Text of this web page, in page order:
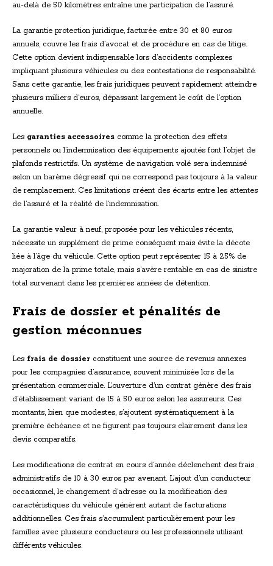
au-delà de 50 kilomètres entraîne une participation de l’assuré.
La garantie protection juridique, facturée entre 30 et 80 euros
annuels, couvre les frais d’avocat et de procédure en cas de litige.
Cette option devient indispensable lors d’accidents complexes
impliquant plusieurs véhicules ou des contestations de responsabilité.
Sans cette garantie, les frais juridiques peuvent rapidement atteindre
plusieurs milliers d’euros, dépassant largement le coût de l’option
annuelle.
Les garanties accessoires comme la protection des effets
personnels ou l’indemnisation des équipements ajoutés font l’objet de
plafonds restrictifs. Un système de navigation volé sera indemnisé
selon un barème dégressif qui ne correspond pas toujours à la valeur
de remplacement. Ces limitations créent des écarts entre les attentes
de l’assuré et la réalité de l’indemnisation.
La garantie valeur à neuf, proposée pour les véhicules récents,
nécessite un supplément de prime conséquent mais évite la décote
liée à l’âge du véhicule. Cette option peut représenter 15 à 25% de
majoration de la prime totale, mais s’avère rentable en cas de sinistre
total survenant dans les premières années de détention.
Frais de dossier et pénalités de
gestion méconnues
Les frais de dossier constituent une source de revenus annexes
pour les compagnies d’assurance, souvent minimisée lors de la
présentation commerciale. L’ouverture d’un contrat génère des frais
d’établissement variant de 15 à 50 euros selon les assureurs. Ces
montants, bien que modestes, s’ajoutent systématiquement à la
première échéance et ne figurent pas toujours clairement dans les
devis comparatifs.
Les modifications de contrat en cours d’année déclenchent des frais
administratifs de 10 à 30 euros par avenant. L’ajout d’un conducteur
occasionnel, le changement d’adresse ou la modification des
caractéristiques du véhicule génèrent autant de facturations
additionnelles. Ces frais s’accumulent particulièrement pour les
familles avec plusieurs conducteurs ou les professionnels utilisant
différents véhicules.